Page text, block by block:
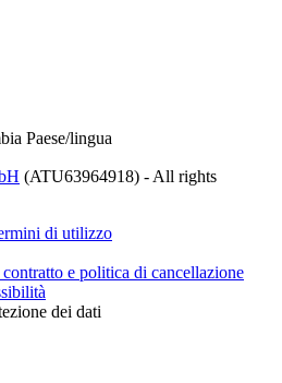
Paese/lingua
(ATU63964918) - All rights
di utilizzo
e politica di cancellazione
dei dati